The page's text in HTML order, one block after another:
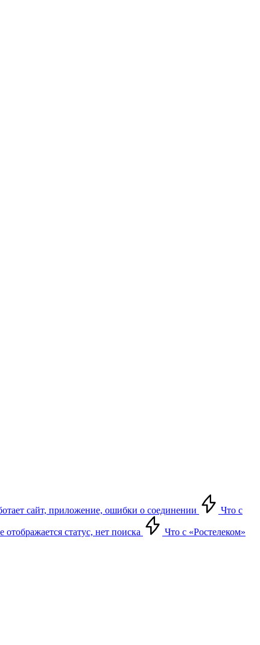
сайт, приложение, ошибки о соединении Что с
отображается статус, нет поиска
Что с «Ростелеком»